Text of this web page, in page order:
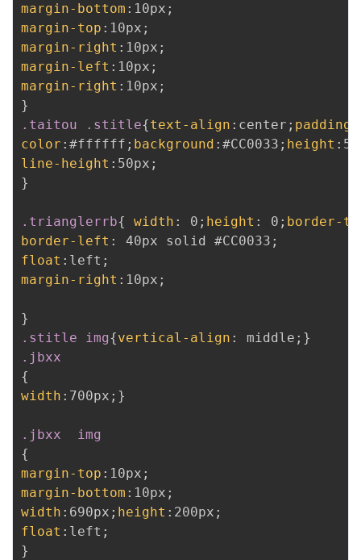
margin-bottom : 10px ;
margin-top : 10px ;
margin-right : 10px ;
margin-left : 10px ;
margin-right : 10px ;
}
.taitou .stitle{text-align : center ; padding
color : #ffffff ; background : #CC0033 ; height :
line-height : 50px ;
}
.trianglerrb{ width : 0 ; height : 0 ; border-
border-left : 40px solid #CC0033 ;
float : left ;
margin-right : 10px ;
}
.stitle img{vertical-align : middle ; }
.jbxx
{
width : 700px ; }
.jbxx  img
{
margin-top : 10px ;
margin-bottom : 10px ;
width : 690px ; height : 200px ;
float : left ;
}